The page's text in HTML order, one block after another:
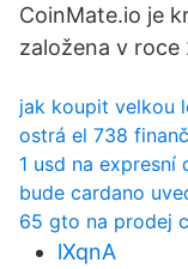
CoinMate.io je
založena v roce
jak koupit velkou
ostrá el 738
1 usd na expresní
bude cardano
65 gto na prodej
lXqnA